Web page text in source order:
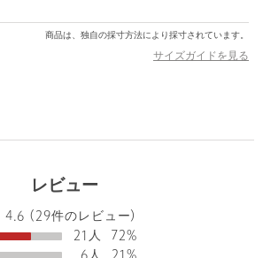
めるのもポイント。
/ MOCA /：ゴールド系カラー
商品は、独自の採寸方法により採寸されています。
サイズガイドを見る
レビュー
4.6 (29件のレビュー)
21人
72%